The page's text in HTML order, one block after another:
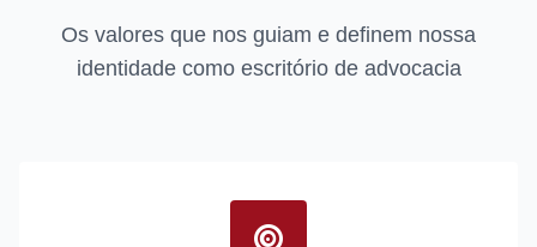
Os valores que nos guiam e definem nossa
identidade como escritório de advocacia